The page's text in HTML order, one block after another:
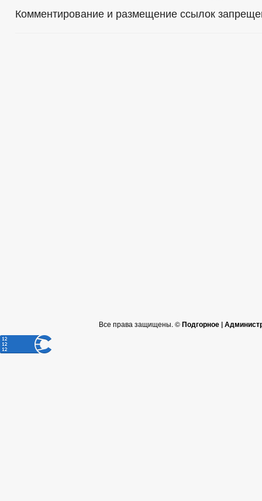
Комментирование и размещение ссылок
Все права защищены. ©Подгорное |